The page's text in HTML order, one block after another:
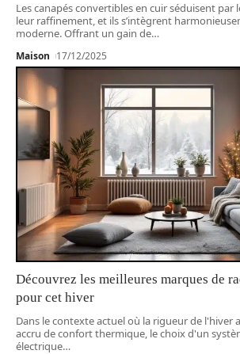
Les canapés convertibles en cuir séduisent par
leur raffinement, et ils s’intègrent
moderne. Offrant un gain de…
Maison 17/12/2025
Découvrez les meilleures marques de
pour cet hiver
Dans le contexte actuel où la rigueur de l'hiver
accru de confort thermique, le choix d'un
électrique…